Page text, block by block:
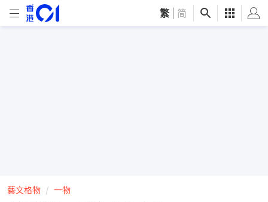
繁 简
藝文格物 一物